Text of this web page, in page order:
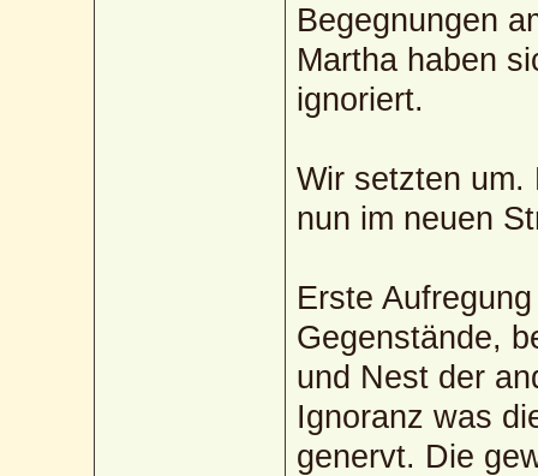
Begegnungen
Martha haben
ignoriert.
Wir setzten um.
nun im neuen
Erste
Gegenstände,
und Nest der
Ignoranz was
genervt. Die